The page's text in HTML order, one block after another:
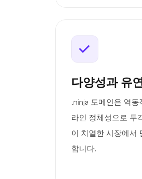
다양성과 유
.ninja 도메인은 역
라인 정체성으로 두
이 치열한 시장에서
합니다.